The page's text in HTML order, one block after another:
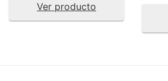
Ver producto